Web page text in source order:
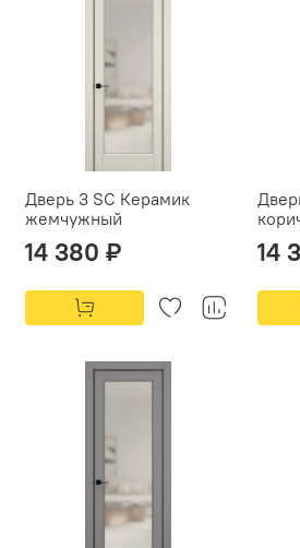
Дверь 3 SC Керамик
жемчужный
14 380 ₽ 14